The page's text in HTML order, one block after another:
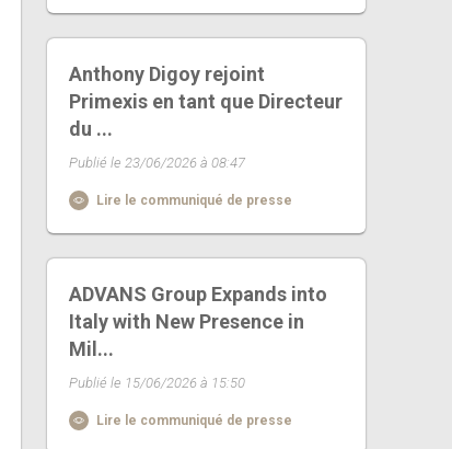
Anthony Digoy rejoint
Primexis en tant que Directeur
du ...
Publié le 23/06/2026 à 08:47
Lire le communiqué de presse
ADVANS Group Expands into
Italy with New Presence in
Mil...
Publié le 15/06/2026 à 15:50
Lire le communiqué de presse